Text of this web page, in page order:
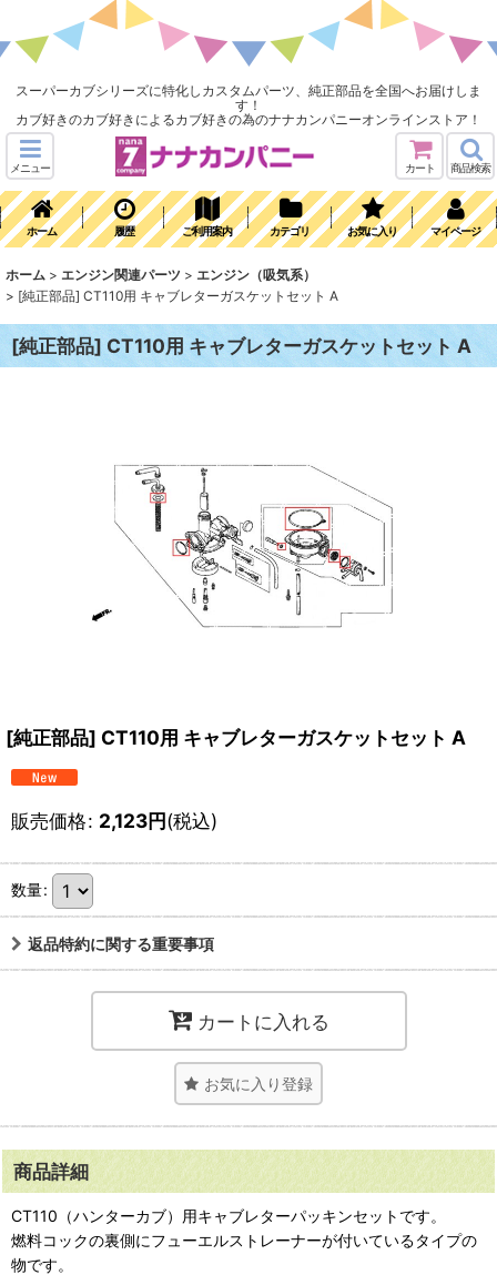
スーパーカブシリーズに特化しカスタムパーツ、純正部品を全国へお届けしま
す！
カブ好きのカブ好きによるカブ好きの為のナナカンパニーオンラインストア！
メニュー カート 商品検索
ホーム 履歴 ご利用案内 カテゴリ お気に入り マイページ
ホーム > エンジン関連パーツ > エンジン（吸気系）
> [純正部品] CT110用 キャブレターガスケットセット A
[純正部品] CT110用 キャブレターガスケットセット A
[純正部品] CT110用 キャブレターガスケットセット A
販売価格: 2,123円(税込)
数量:
返品特約に関する重要事項
カートに入れる
お気に入り登録
商品詳細
CT110（ハンターカブ）用キャブレターパッキンセットです。
燃料コックの裏側にフューエルストレーナーが付いているタイプの
物です。